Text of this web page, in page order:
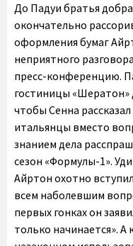
До Падуи братья
окончательно
оформления бумаг
неприятного
пресс-конференцию.
гостиницы
чтобы Сенна
итальянцы вместо
знанием дела
сезон «Формулы-1».
Айртон охотно
всем наболевшим
первых гонках он
только начинается». А